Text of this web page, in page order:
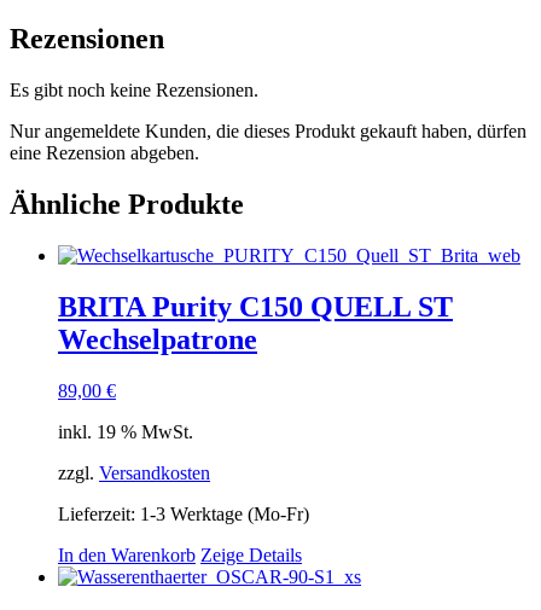
Rezensionen
Es gibt noch keine Rezensionen.
Nur angemeldete Kunden, die dieses Produkt gekauft haben, dürfen
eine Rezension abgeben.
Ähnliche Produkte
BRITA Purity C150 QUELL ST
Wechselpatrone
89,00 €
inkl. 19 % MwSt.
zzgl. Versandkosten
Lieferzeit: 1-3 Werktage (Mo-Fr)
In den Warenkorb Zeige Details